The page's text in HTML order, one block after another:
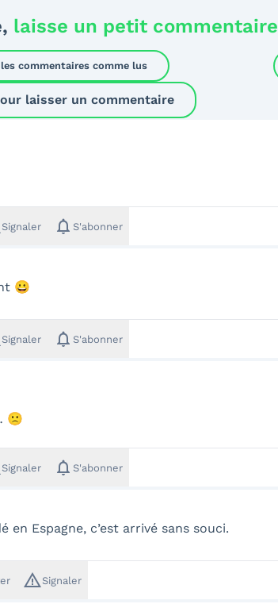
laisse un petit commentaire
commentaires comme lus
laisser un commentaire
Signaler notifications S'abonner
😀
Signaler notifications S'abonner
🙁
Signaler notifications S'abonner
en Espagne, c’est arrivé sans souci.
warning_amberSignaler